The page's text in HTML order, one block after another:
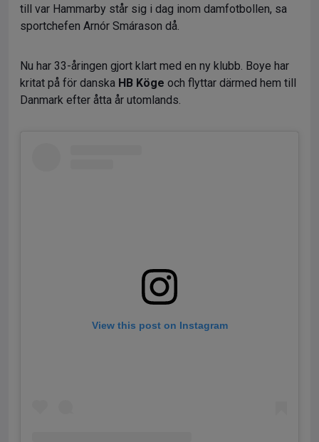
till var Hammarby står sig i dag inom damfotbollen, sa
sportchefen Arnór Smárason då.
Nu har 33-åringen gjort klart med en ny klubb. Boye har
kritat på för danska HB Köge och flyttar därmed hem till
Danmark efter åtta år utomlands.
View this post on Instagram